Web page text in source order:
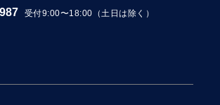
受付9:00〜18:00（土日は除く）